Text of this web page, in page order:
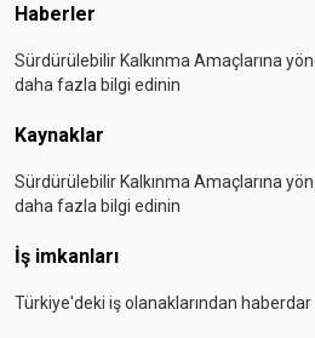
Haberler
Sürdürülebilir Kalkınma Amaçlarına
daha fazla bilgi edinin
Kaynaklar
Sürdürülebilir Kalkınma Amaçlarına
daha fazla bilgi edinin
İş imkanları
Türkiye'deki iş olanaklarından haberdar